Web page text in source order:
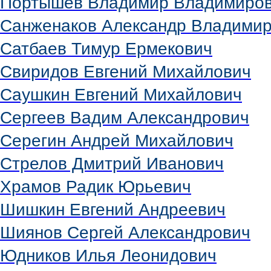
Санженаков Александр
Сатбаев Тимур Ермекович
Свиридов Евгений Михайлович
Саушкин Евгений Михайлович
Сергеев Вадим Александрович
Серегин Андрей Михайлович
Стрелов Дмитрий Иванович
Храмов Радик Юрьевич
Шишкин Евгений Андреевич
Шиянов Сергей Александрович
Юдников Илья Леонидович